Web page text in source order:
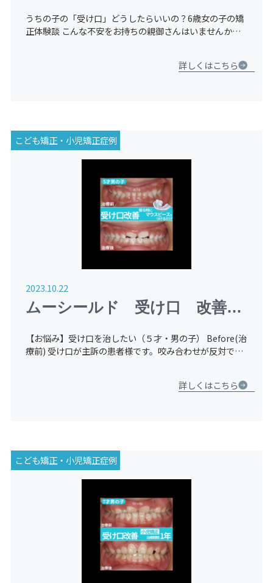
け口（反対咬合）の症例紹介
（経過観察中）
うちの子の「受け口」どうしたらいいの？6歳女の子の矯
正体験談 こんな不安をお持ちの親御さんはいませんか？
詳しくはこちら
こども矯正・小児矯正症例
2023.10.22
ムーシールド 受け口 改善
【お悩み】受け口を治したい（５才・男の子） Before(治
療前) 受け口が主訴の患者様です。咬み合わせが反対で、
詳しくはこちら
こども矯正・小児矯正症例